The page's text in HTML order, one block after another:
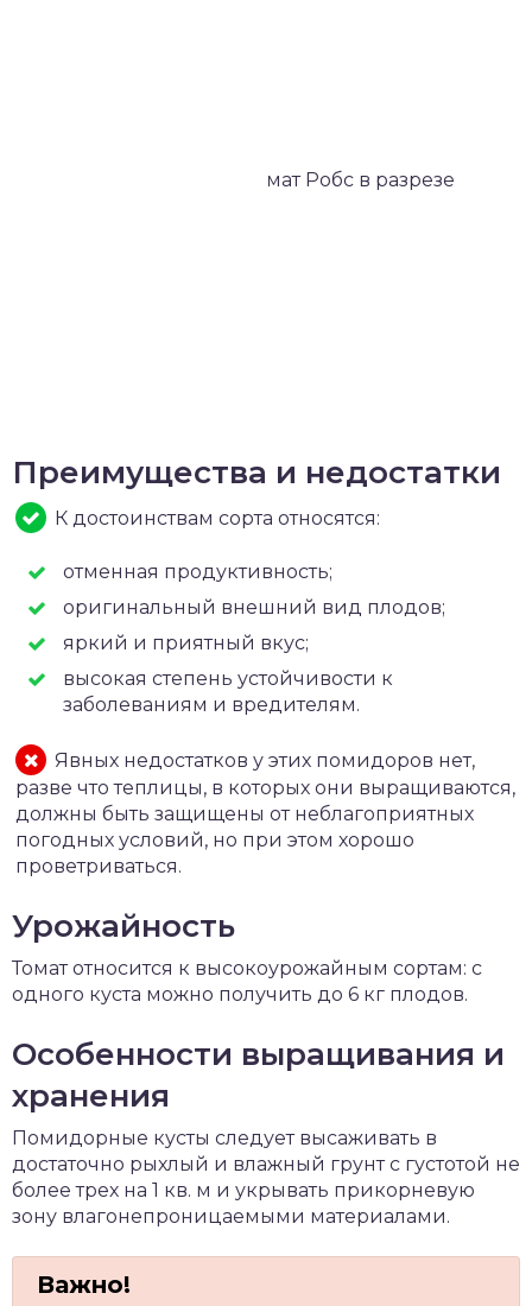
Преимущества и недостатки
К достоинствам сорта относятся:
отменная продуктивность;
оригинальный внешний вид плодов;
яркий и приятный вкус;
высокая степень устойчивости к
заболеваниям и вредителям.
Явных недостатков у этих помидоров нет,
разве что теплицы, в которых они выращиваются,
должны быть защищены от неблагоприятных
погодных условий, но при этом хорошо
проветриваться.
Урожайность
Томат относится к высокоурожайным сортам: с
одного куста можно получить до 6 кг плодов.
Особенности выращивания и
хранения
Помидорные кусты следует высаживать в
достаточно рыхлый и влажный грунт с густотой не
более трех на 1 кв. м и укрывать прикорневую
зону влагонепроницаемыми материалами.